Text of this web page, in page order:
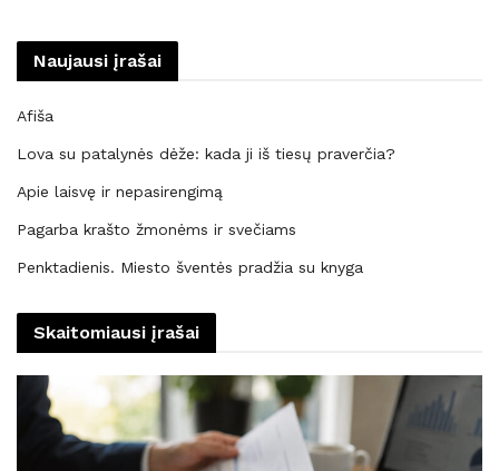
Naujausi įrašai
Afiša
Lova su patalynės dėže: kada ji iš tiesų praverčia?
Apie laisvę ir nepasirengimą
Pagarba krašto žmonėms ir svečiams
Penktadienis. Miesto šventės pradžia su knyga
Skaitomiausi įrašai